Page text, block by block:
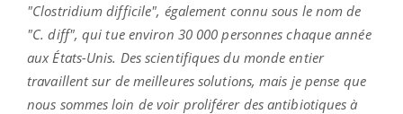
"Clostridium difficile", également connu sous le nom de
"C. diff", qui tue environ 30 000 personnes chaque année
aux États-Unis. Des scientifiques du monde entier
travaillent sur de meilleures solutions, mais je pense que
nous sommes loin de voir proliférer des antibiotiques à